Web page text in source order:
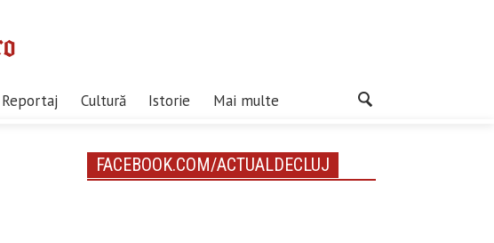
Reportaj Cultură Istorie Mai multe
FACEBOOK.COM/ACTUALDECLUJ